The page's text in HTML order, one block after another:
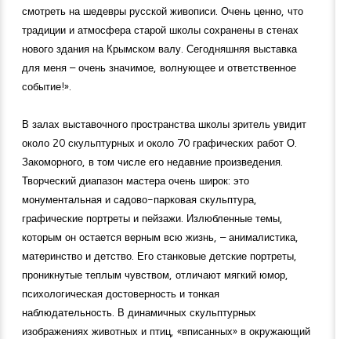
смотреть на шедевры русской живописи. Очень ценно, что
традиции и атмосфера старой школы сохранены в стенах
нового здания на Крымском валу. Сегодняшняя выставка
для меня – очень значимое, волнующее и ответственное
событие!».
В залах выставочного пространства школы зритель увидит
около 20 скульптурных и около 70 графических работ О.
Закоморного, в том числе его недавние произведения.
Творческий диапазон мастера очень широк: это
монументальная и садово-парковая скульптура,
графические портреты и пейзажи. Излюбленные темы,
которым он остается верным всю жизнь, – анималистика,
материнство и детство. Его станковые детские портреты,
проникнутые теплым чувством, отличают мягкий юмор,
психологическая достоверность и тонкая
наблюдательность. В динамичных скульптурных
изображениях животных и птиц, «вписанных» в окружающий